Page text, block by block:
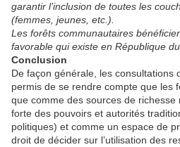
garantir l’inclusion de toutes les
(femmes, jeunes, etc.).
Les forêts communautaires
favorable qui existe en République
Conclusion
De façon générale, les consultations
permis de se rendre compte que les
que comme des sources de
forte des pouvoirs et autorités
politiques) et comme un espace de
droit de décider sur l’utilisation des